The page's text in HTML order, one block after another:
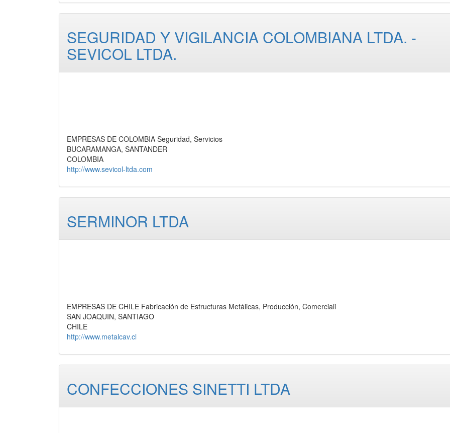
SEGURIDAD Y VIGILANCIA COLOMBIANA LTDA. -
SEVICOL LTDA.
EMPRESAS DE COLOMBIA Seguridad, Servicios
BUCARAMANGA, SANTANDER
COLOMBIA
http://www.sevicol-ltda.com
SERMINOR LTDA
EMPRESAS DE CHILE Fabricación de Estructuras Metálicas, Producción, Comerciali
SAN JOAQUIN, SANTIAGO
CHILE
http://www.metalcav.cl
CONFECCIONES SINETTI LTDA